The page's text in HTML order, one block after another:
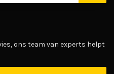
ons team van experts helpt